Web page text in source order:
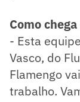
Como
- Esta
Vasco, do
Flamengo
trabalho.